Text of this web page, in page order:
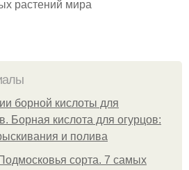
растений мира
борной кислоты для
Борная кислота для огурцов:
и полива
сорта. 7 самых